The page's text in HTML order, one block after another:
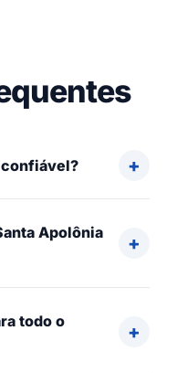
confiável?
Apolônia
todo o